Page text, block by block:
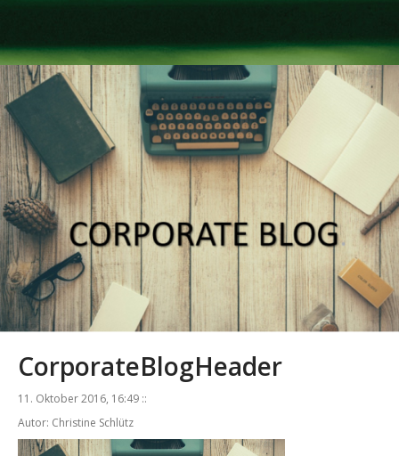
CorporateBlogHeader
11. Oktober 2016, 16:49 ::
Autor: Christine Schlütz